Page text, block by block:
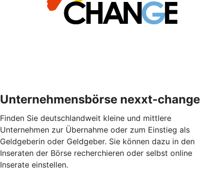
Unternehmensbörse nexxt-change
Finden Sie deutschlandweit kleine und mittlere
Unternehmen zur Übernahme oder zum Einstieg als
Geldgeberin oder Geldgeber. Sie können dazu in den
Inseraten der Börse recherchieren oder selbst online
Inserate einstellen.